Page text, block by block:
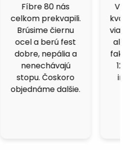
Výborná cena a
kvalita. Skúšal som
viacero obchodov,
ale kotucovo má
fakt dobrý pomer.
125ky premium
inox idú ako do
masla.